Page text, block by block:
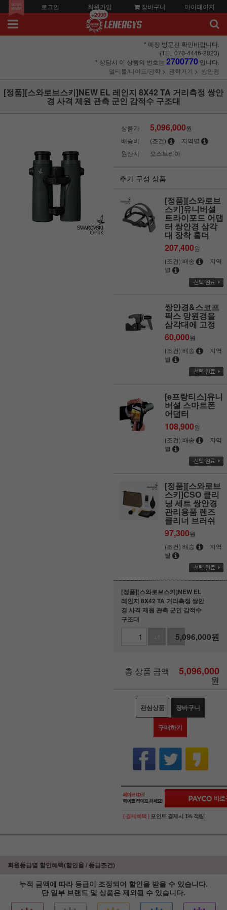
로그인 회원가입
+2000
장바구니 마이페이지
* 매장 방문전 확인바랍니다.
(TEL 070-4446-2823)
* 상담시 이 상품의 번호는 2700770 입니다.
멀티툴/나이프/광학
광학기기 쌍안경
[정품][스와로브스키]NEW EL 레인지 8X42 TA 거리측정 쌍안
경 사격 제원 관측 군인 감적수 구조대
상품가 5,096,000원
배송비
(조건)
지역별
원산지
오스트리아
추가 구성 상품
[정품][스와로브
스키]유니버셜
트라이포드 어댑
터 쌍안경 삼각
대 장착 홀더
207,400원
(조건) 배송
지역
별
쌍안경&스코프
픽스 망원경을
삼각대에 고정
60,000원
(조건) 배송
지역
별
[e프랑티스]유니
버셜 스마트폰
어댑터
108,900원
(조건) 배송
지역
별
[정품][스와로브
스키]CSO 클리
닝 세트 쌍안경
관리용품 렌즈
클리너 브러쉬
97,300원
(조건) 배송
지역
별
[정품][스와로브스키]NEW EL
레인지 8X42 TA 거리측정 쌍안
경 사격 제원 관측 군인 감적수
구조대
+1 -1
5,096,000원
총 상품 금액 5,096,000
원
관심상품 장바구니
구매하기
[ 결제혜택 ] 포인트 결제시 1% 적립!
회원등급별 할인혜택(할인율 / 등급조건)
누적 금액에 따라 등급이 조정되어 할인을 받을 수 있습니다.
단 일부 브랜드 및 상품은 제외될 수 있습니다.